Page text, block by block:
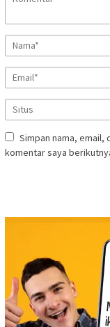
Simpan nama, email,
komentar saya